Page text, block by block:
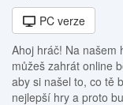
PC verze
Ahoj hráč! Na našem
můžeš zahrát online
aby si našel to, co tě
nejlepší hry a proto